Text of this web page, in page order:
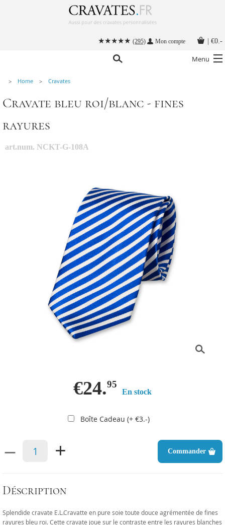
(295) Mon compte €0.-
Menu
Nos accessoires hommes
Cravate personnalisée
Nouer une cravate
Home Cravates
Cravate bleu roi/blanc - fines
rayures
art.num. NCKT-G-108A
€24.95
En stock
Boîte Cadeau (+ €3.-)
– + Commander
Déscription
Splendide cravate E.L.Cravatte en pure soie toute douce agrémentée de fines
rayures bleu roi. Cette cravate joue sur le contraste entre les rayures blanches